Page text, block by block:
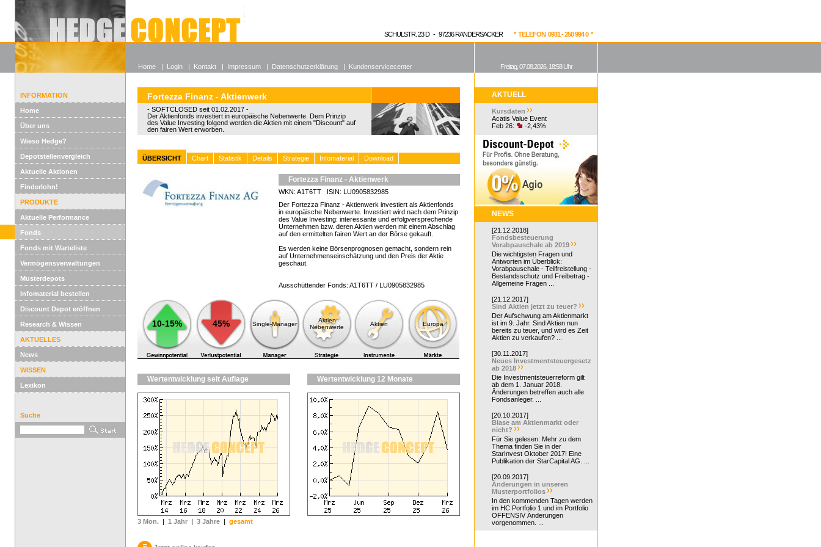
Alle offenen Fonds
Wieso Hedgefonds?
SCHULSTR. 23 D - 97236 RANDERSACKER * TELEFON 0931 - 250 994 0 *
INFORMATION
Home
Über uns
Wieso Hedge?
Depotstellenvergleich
Aktuelle Aktionen
Finderlohn!
PRODUKTE
Aktuelle Performance
Fonds
Fonds mit Warteliste
Vermögensverwaltungen
Musterdepots
Infomaterial bestellen
Discount Depot eröffnen
Research & Wissen
AKTUELLES
News
WISSEN
Lexikon
Suche
Fortezza Finanz - Aktienwerk
- SOFTCLOSED seit 01.02.2017 -
Der Aktienfonds investiert in europäische Nebenwerte. Dem Prinzip
des Value Investing folgend werden die Aktien mit einem "Discount" auf
den fairen Wert erworben.
ÜBERSICHT Chart Statistik Details Strategie Infomaterial Download
Fortezza Finanz - Aktienwerk
WKN: A1T6TT ISIN: LU0905832985
Der Fortezza Finanz - Aktienwerk investiert als Aktienfonds
in europäische Nebenwerte. Investiert wird nach dem Prinzip
des Value Investing: interessante und erfolgversprechende
Unternehmen bzw. deren Aktien werden mit einem Abschlag
auf den ermittelten fairen Wert an der Börse gekauft.
Es werden keine Börsenprognosen gemacht, sondern rein
auf Unternehmenseinschätzung und den Preis der Aktie
geschaut.
Ausschüttender Fonds: A1T6TT / LU0905832985
10-15% 45% Single-Manager
Aktien
Nebenwerte
Aktien Europa
Wertentwicklung seit Auflage
3 Mon. | 1 Jahr | 3 Jahre | gesamt
Wertentwicklung 12 Monate
AKTUELL
Kursdaten
Acatis Value Event
Feb 26:
-2,43%
NEWS
[21.12.2018]
Fondsbesteuerung
Vorabpauschale ab 2019
Die wichtigsten Fragen und
Antworten im Überblick:
Vorabpauschale - Teilfreistellung -
Bestandsschutz und Freibetrag -
Allgemeine Fragen ...
[21.12.2017]
Sind Aktien jetzt zu teuer?
Der Aufschwung am Aktienmarkt
ist im 9. Jahr. Sind Aktien nun
bereits zu teuer, und wird es Zeit
Aktien zu verkaufen? ...
[30.11.2017]
Neues Investmentsteuergesetz
ab 2018
Die Investmentsteuerreform gilt
ab dem 1. Januar 2018.
Änderungen betreffen auch alle
Fondsanleger. ...
[20.10.2017]
Blase am Aktienmarkt oder
nicht?
Für Sie gelesen: Mehr zu dem
Thema finden Sie in der
StarInvest Oktober 2017! Eine
Publikation der StarCapital AG. ...
[20.09.2017]
Änderungen in unseren
Musterportfolios
In den kommenden Tagen werden
im HC Portfolio 1 und im Portfolio
OFFENSIV Änderungen
vorgenommen. ...
Home | Login | Kontakt | Impressum | Datenschutzerklärung | Kundenservicecenter Freitag, 07.08.2026, 18:58 Uhr